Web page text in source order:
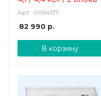
Арт.: 0064137
82 990 р.
В корзину